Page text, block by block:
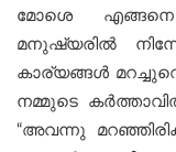
മോശെ
മനുഷ്യരിൽ
കാര്യങ്ങൾ
നമ്മുടെ
“അവന്നു